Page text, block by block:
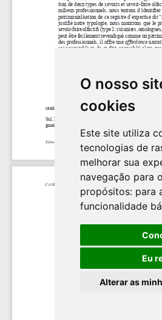
O nosso
cookies
Este site utiliza
tecnologias de
melhorar sua
navegação para
propósitos: para
funcionalidade
Eu
Alterar as